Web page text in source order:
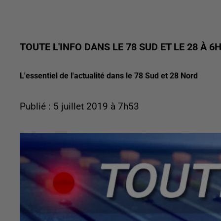
TOUTE L'INFO DANS LE 78 SUD ET LE 28 À 6H
L'essentiel de l'actualité dans le 78 Sud et 28 Nord
Publié : 5 juillet 2019 à 7h53